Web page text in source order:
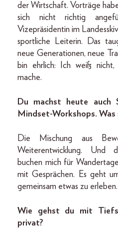
der Wirtschaft. Vorträge
sich nicht richtig
Vizepräsidentin im
sportliche Leiterin. Das
neue Generationen, neue
bin ehrlich: Ich weiß
mache.
Du machst heute auch
Mindset-Workshops. Was
Die Mischung aus
Weiterentwicklung. Und
buchen mich für
mit Gesprächen. Es geht
gemeinsam etwas zu
Wie gehst du mit
privat?